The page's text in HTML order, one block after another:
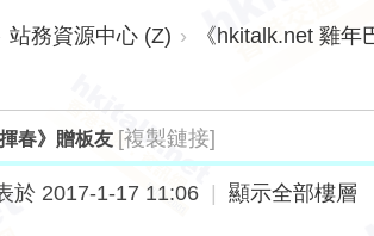
站務資源中心 (Z) ›
《hkitalk.net 雞
春》贈板友 [複製鏈接]
於 2017-1-17 11:06 顯示全部樓層